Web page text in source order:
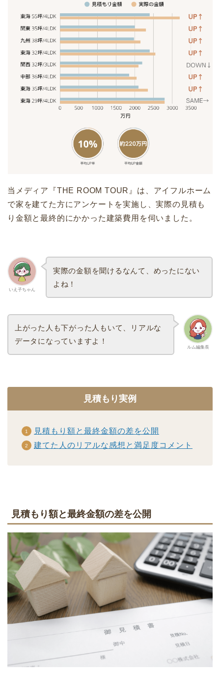
当メディア『THE ROOM TOUR』は、アイフルホーム
で家を建てた方にアンケートを実施し、実際の見積も
り金額と最終的にかかった建築費用を伺いました。
いえ子ちゃん
実際の金額を聞けるなんて、めったにない
よね！
ルム編集長
上がった人も下がった人もいて、リアルな
データになっていますよ！
見積もり実例
見積もり額と最終金額の差を公開
建てた人のリアルな感想と満足度コメント
見積もり額と最終金額の差を公開